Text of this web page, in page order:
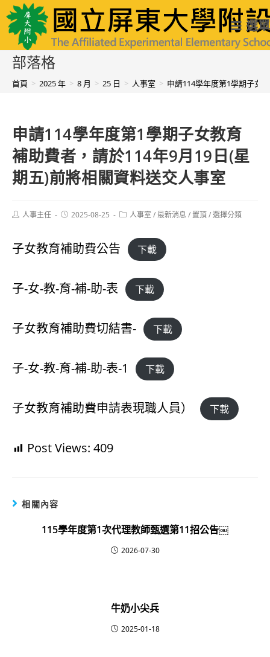
跳
轉
至
國立屏東大學附設實驗國民小學 選單
部落格
首頁 > 2025 年 > 8 月 > 25 日 > 人事室 > 申請114學年度第1學期子女
申請114學年度第1學期子女教育
補助費者，請於114年9月19日(星
期五)前將相關資料送交人事室
Post人事主任
Post2025-08-25
Post人事室 /最新消息 / 置頂/選擇分類
子女教育補助費公告 下載
子-女-教-育-補-助-表 下載
子女教育補助費切結書- 下載
子-女-教-育-補-助-表-1 下載
子女教育補助費申請表現職人員） 下載
Post Views: 409
相關內容
115學年度第1次代理教師甄選第11招公告￼
2026-07-30
牛奶小尖兵
2025-01-18